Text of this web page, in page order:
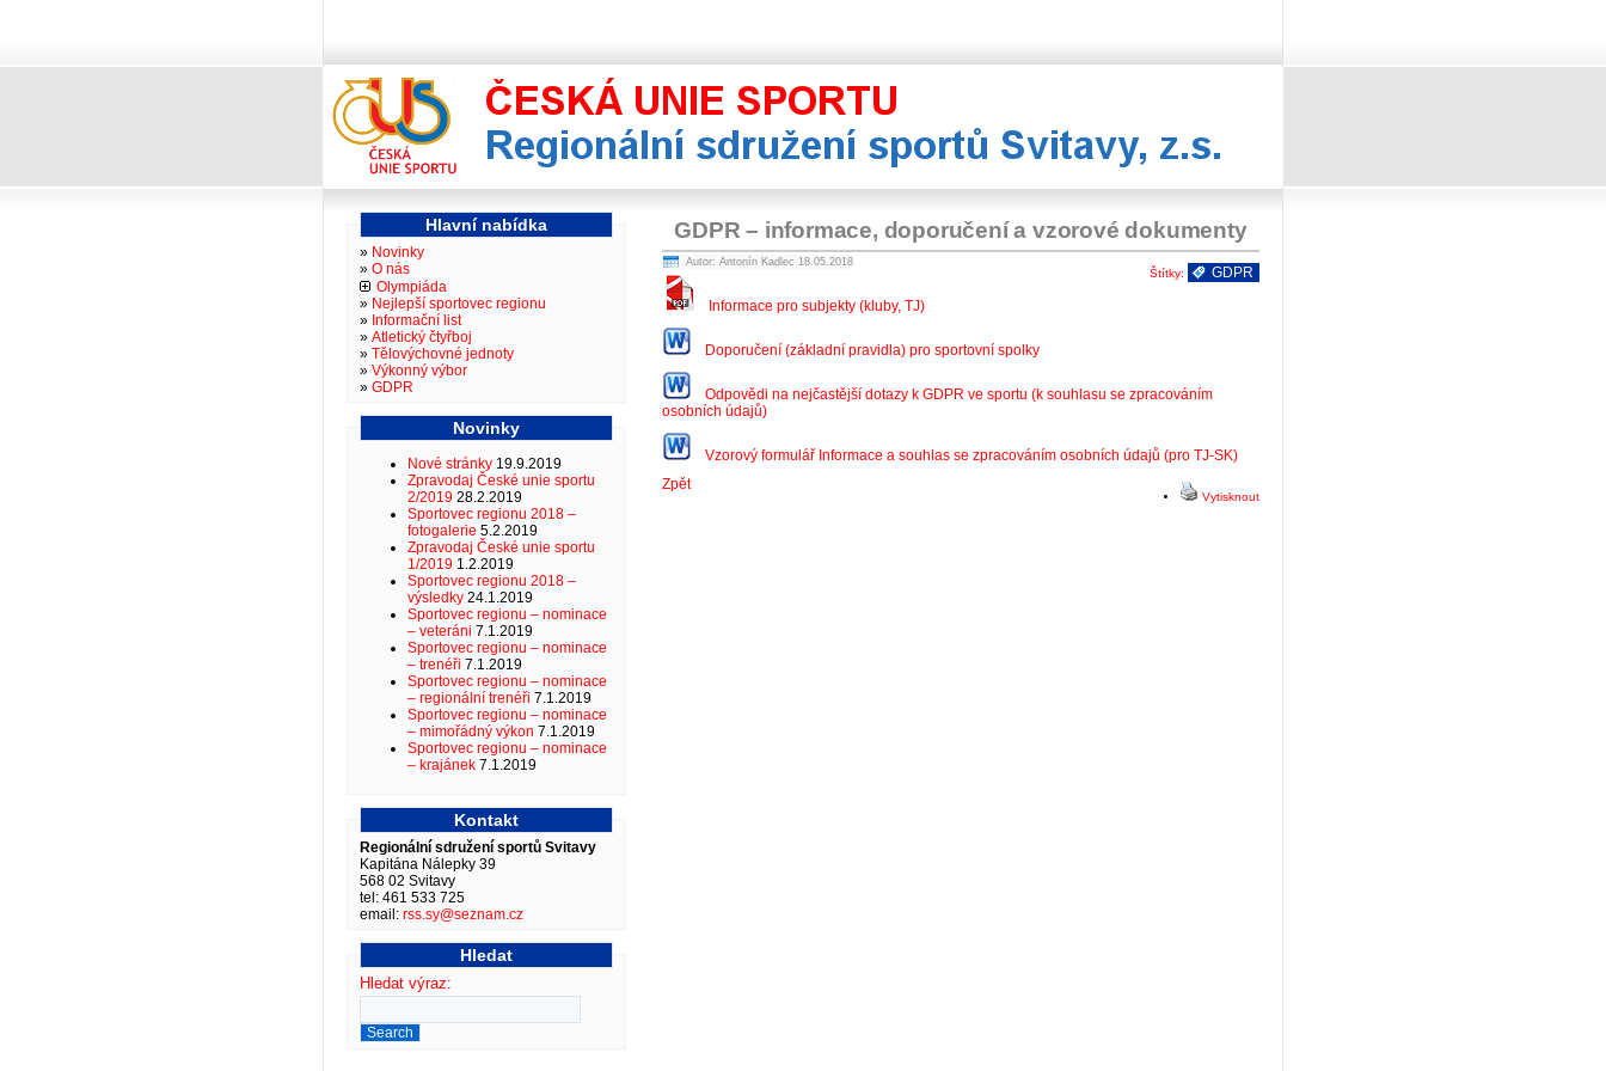
Regionální sdružení sportů Svitavy
GDPR – informace, doporučení a vzorové dokumenty
Autor: Antonín Kadlec 18.05.2018
Štítky:
GDPR
Informace pro subjekty (kluby, TJ)
Doporučení (základní pravidla) pro sportovní spolky
Odpovědi na nejčastější dotazy k GDPR ve sportu (k souhlasu se zpracováním
osobních údajů)
Vzorový formulář Informace a souhlas se zpracováním osobních údajů (pro TJ-SK)
Vytisknout
Zpět
Hlavní nabídka
Novinky
O nás
Olympiáda
Nejlepší sportovec regionu
Informační list
Atletický čtyřboj
Tělovýchovné jednoty
Výkonný výbor
GDPR
Novinky
Nové stránky 19.9.2019
Zpravodaj České unie sportu
2/2019 28.2.2019
Sportovec regionu 2018 –
fotogalerie 5.2.2019
Zpravodaj České unie sportu
1/2019 1.2.2019
Sportovec regionu 2018 –
výsledky 24.1.2019
Sportovec regionu – nominace
– veteráni 7.1.2019
Sportovec regionu – nominace
– trenéři 7.1.2019
Sportovec regionu – nominace
– regionální trenéři 7.1.2019
Sportovec regionu – nominace
– mimořádný výkon 7.1.2019
Sportovec regionu – nominace
– krajánek 7.1.2019
Kontakt
Regionální sdružení sportů Svitavy
Kapitána Nálepky 39
568 02 Svitavy
tel: 461 533 725
email: rss.sy@seznam.cz
Hledat
Hledat výraz: